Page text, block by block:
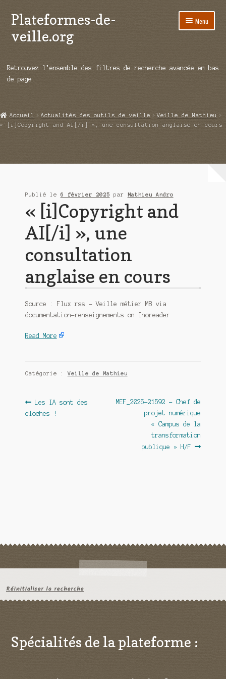
Aller
à
la
Aller
au
contenu
Plateformes-de-
veille.org
Menu
Répertoire d’ouitils
Démos vidéos
Ouvrir
Retrouvez l’ensemble des filtres de recherche avancée en bas
de page.
Accueil Actualités des outils de veille
Veille de Mathieu
« [i]Copyright and AI[/i] », une consultation anglaise en cours
Publié le 6 février 2025 par Mathieu Andro
« [i]Copyright and
AI[/i] », une
consultation
anglaise en cours
Source : Flux rss – Veille métier MB via
documentation-renseignements on Inoreader
Read More
Catégorie :Veille de Mathieu
Navigation
de
Article
précédent :
Les IA sont des
cloches !
Article
suivant :
MEF_2025-21592 – Chef de
projet numérique
« Campus de la
transformation
publique » H/F
Réinitialiser la recherche
Spécialités de la plateforme :